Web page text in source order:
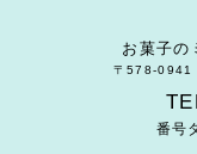
お菓子の
〒578-0941
番号